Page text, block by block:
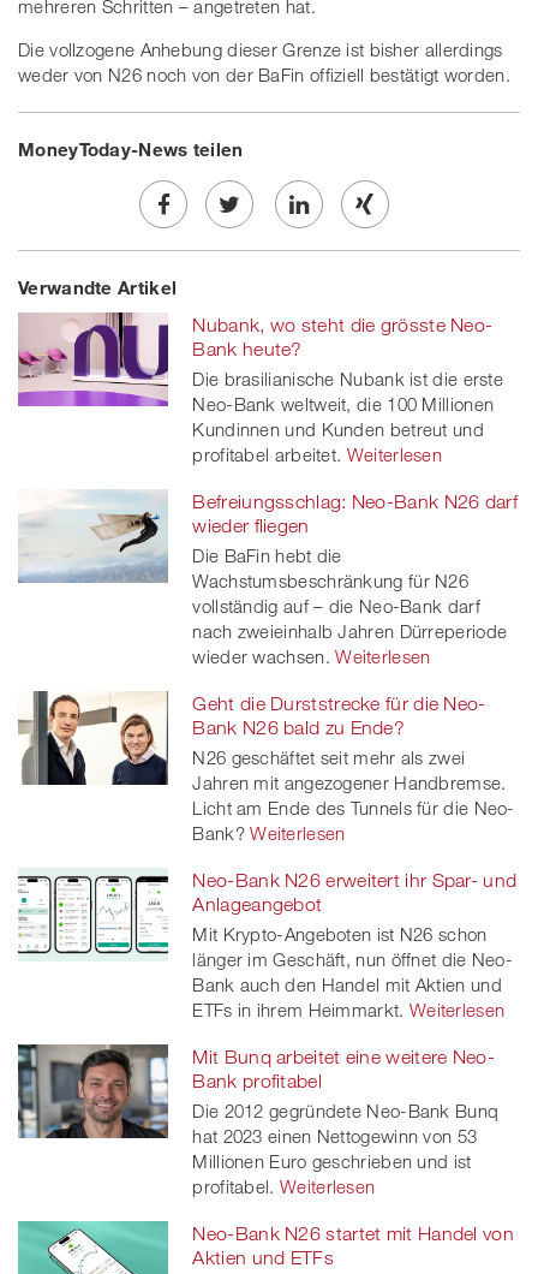
mehreren Schritten – angetreten hat.
Die vollzogene Anhebung dieser Grenze ist bisher allerdings
weder von N26 noch von der BaFin offiziell bestätigt worden.
MoneyToday-News teilen
Share
on
Facebook
Twe
on
twitt
er
Share
linkedin
Share
Xing
Verwandte Artikel
Nubank, wo steht die grösste Neo-
Bank heute?
Die brasilianische Nubank ist die erste
Neo-Bank weltweit, die 100 Millionen
Kundinnen und Kunden betreut und
profitabel arbeitet. Weiterlesen
Befreiungsschlag: Neo-Bank N26 darf
wieder fliegen
Die BaFin hebt die
Wachstumsbeschränkung für N26
vollständig auf – die Neo-Bank darf
nach zweieinhalb Jahren Dürreperiode
wieder wachsen. Weiterlesen
Geht die Durststrecke für die Neo-
Bank N26 bald zu Ende?
N26 geschäftet seit mehr als zwei
Jahren mit angezogener Handbremse.
Licht am Ende des Tunnels für die Neo-
Bank? Weiterlesen
Neo-Bank N26 erweitert ihr Spar- und
Anlageangebot
Mit Krypto-Angeboten ist N26 schon
länger im Geschäft, nun öffnet die Neo-
Bank auch den Handel mit Aktien und
ETFs in ihrem Heimmarkt. Weiterlesen
Mit Bunq arbeitet eine weitere Neo-
Bank profitabel
Die 2012 gegründete Neo-Bank Bunq
hat 2023 einen Nettogewinn von 53
Millionen Euro geschrieben und ist
profitabel. Weiterlesen
Neo-Bank N26 startet mit Handel von
Aktien und ETFs